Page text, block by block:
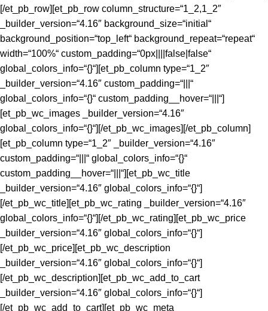
[/et_pb_row][et_pb_row column_structure=“1_2,1_2″
_builder_version=“4.16″ background_size=“initial“
background_position=“top_left“ background_repeat=“repeat“
width=“100%“ custom_padding=“0px||||false|false“
global_colors_info=“{}“][et_pb_column type=“1_2″
_builder_version=“4.16″ custom_padding=“|||“
global_colors_info=“{}“ custom_padding__hover=“|||“]
[et_pb_wc_images _builder_version=“4.16″
global_colors_info=“{}“][/et_pb_wc_images][/et_pb_column]
[et_pb_column type=“1_2″ _builder_version=“4.16″
custom_padding=“|||“ global_colors_info=“{}“
custom_padding__hover=“|||“][et_pb_wc_title
_builder_version=“4.16″ global_colors_info=“{}“]
[/et_pb_wc_title][et_pb_wc_rating _builder_version=“4.16″
global_colors_info=“{}“][/et_pb_wc_rating][et_pb_wc_price
_builder_version=“4.16″ global_colors_info=“{}“]
[/et_pb_wc_price][et_pb_wc_description
_builder_version=“4.16″ global_colors_info=“{}“]
[/et_pb_wc_description][et_pb_wc_add_to_cart
_builder_version=“4.16″ global_colors_info=“{}“]
[/et_pb_wc_add_to_cart][et_pb_wc_meta